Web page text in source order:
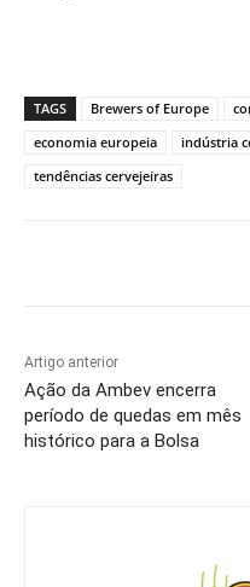
TAGS Brewers of Europe
economia europeia
indústria
tendências cervejeiras
Artigo anterior
Ação da Ambev encerra
período de quedas em mês
histórico para a Bolsa